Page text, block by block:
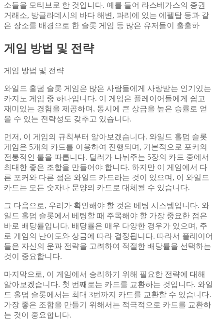
소들을 모티브로 한 것입니다. 예를 들어 라스베가스의 증권
거래소, 방글라데시의 바다 해변, 파리에 있는 에펠탑 등과 같
은 장소를 배경으로 한 슬롯 게임 등 많은 유저들이 출출하
게임 방법 및 전략
게임 방법 및 전략
와일드 홀덤 슬롯 게임은 많은 사람들에게 사랑받는 인기있는
카지노 게임 중 하나입니다. 이 게임은 플레이어들에게 쉽고
재미있는 경험을 제공하며, 동시에 큰 상금을 높은 승률로 얻
을 수 있는 전략성도 갖추고 있습니다.
먼저, 이 게임의 규칙부터 알아보겠습니다. 와일드 홀덤 슬롯
게임은 5개의 카드를 이용하여 진행되며, 기본적으로 포커의
전통적인 룰을 따릅니다. 딜러가 나눠주는 5장의 카드 중에서
최대한 좋은 조합을 만들어야 합니다. 하지만 이 게임에서 다
른 포커와 다른 점은 와일드 카드라는 것이 있으며, 이 와일드
카드는 모든 숫자나 문양의 카드로 대체될 수 있습니다.
그 다음으로, 우리가 확인해야 할 것은 베팅 시스템입니다. 와
일드 홀덤 슬롯에서 베팅할 때 주목해야 할 가장 중요한 점은
바로 배당률입니다. 배당률은 매우 다양한 경우가 있으며, 주
로 게임의 난이도와 상금에 따라 결정됩니다. 따라서 플레이어
들은 자신의 운과 전략을 고려하여 적절한 배당률을 선택하는
것이 중요합니다.
마지막으로, 이 게임에서 승리하기 위해 필요한 전략에 대해
알아보겠습니다. 첫 번째로는 카드를 교환하는 것입니다. 와일
드 홀덤 슬롯에서는 최대 3번까지 카드를 교환할 수 있습니다.
가장 좋은 조합을 만들기 위해서는 적극적으로 카드를 교환하
는 것이 중요합니다.